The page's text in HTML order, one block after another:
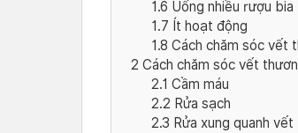
1.6 Uống nhiều rượu bia
1.7 Ít hoạt động
1.8 Cách chăm sóc vết
2 Cách chăm sóc vết
2.1 Cầm máu
2.2 Rửa sạch
2.3 Rửa xung quanh